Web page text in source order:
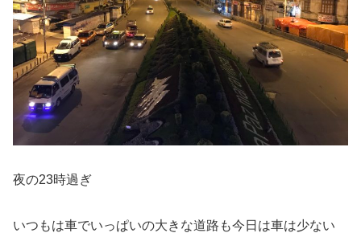
夜の23時過ぎ
いつもは車でいっぱいの大きな道路も今日は車は少ない